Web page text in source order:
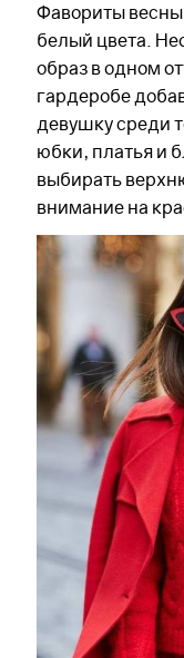
Фавориты
белый цвета.
образ в одном
гардеробе
девушку среди
юбки, платья и
выбирать
внимание на